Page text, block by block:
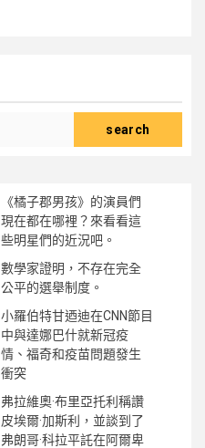
search
《橘子郡男孩》的演員們
現在都在哪裡？來看看這
些明星們的近況吧。
數學家證明，不存在完全
公平的選舉制度。
小羅伯特甘迺迪在CNN節目
中與達娜巴什就新冠疫
情、福奇和疫苗問題發生
衝突
弗拉維奧·布里亞托利稱讚
皮埃爾·加斯利，並談到了
弗朗哥·科拉平託在阿爾卑